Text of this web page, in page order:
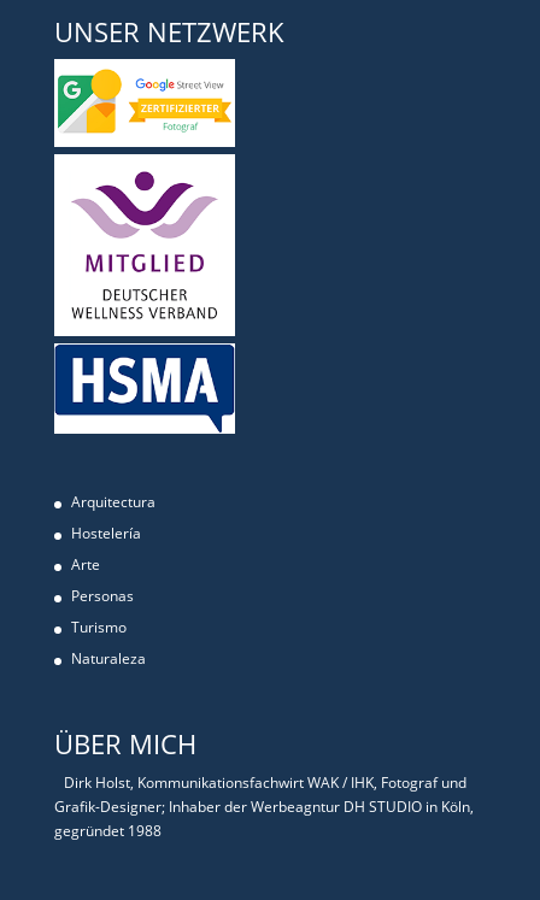
UNSER NETZWERK
Arquitectura
Hostelería
Arte
Personas
Turismo
Naturaleza
ÜBER MICH
Dirk Holst, Kommunikationsfachwirt WAK / IHK, Fotograf und
Grafik-Designer; Inhaber der Werbeagntur DH STUDIO in Köln,
gegründet 1988